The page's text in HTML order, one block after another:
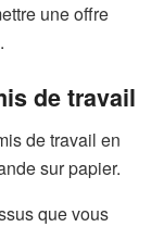
une offre
de travail
de travail en
sur papier.
que vous